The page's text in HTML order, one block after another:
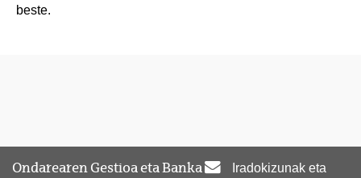
beste.
Ondarearen Gestioa eta Banka
Iradokizunak eta